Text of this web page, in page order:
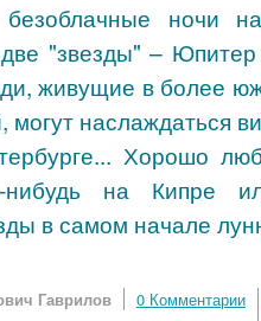
ночи
"звезды" –
живущие в более
наслаждаться
Хорошо
нибудь на Кипре
в самом начале
Гаврилов 0 Комментарии